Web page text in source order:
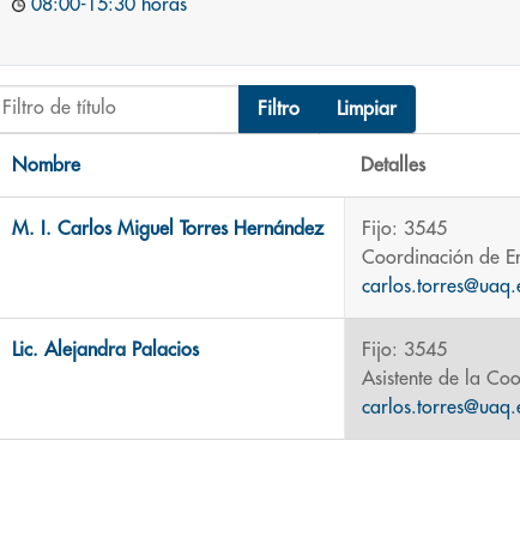
08:00-15:30 horas
Filtro de título
Filtro Limpiar
Nombre Detalles
M. I. Carlos Miguel Torres Hernández
Fijo: 3545
Coordinación de
Lic. Alejandra Palacios
Fijo: 3545
Asistente de la